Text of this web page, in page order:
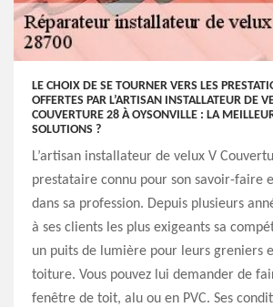
LE CHOIX DE SE TOURNER VERS LES
OFFERTES PAR L’ARTISAN INSTALLATEUR DE
COUVERTURE 28 À OYSONVILLE : LA
SOLUTIONS ?
L’artisan installateur de velux V
prestataire connu pour son savoir-faire
dans sa profession. Depuis plusieurs
à ses clients les plus exigeants sa
un puits de lumière pour leurs greniers
toiture. Vous pouvez lui demander de
fenêtre de toit, alu ou en PVC. Ses